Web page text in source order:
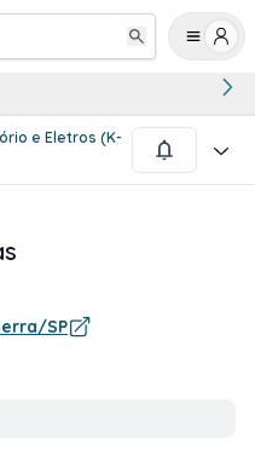
e Eletros (K-
SP